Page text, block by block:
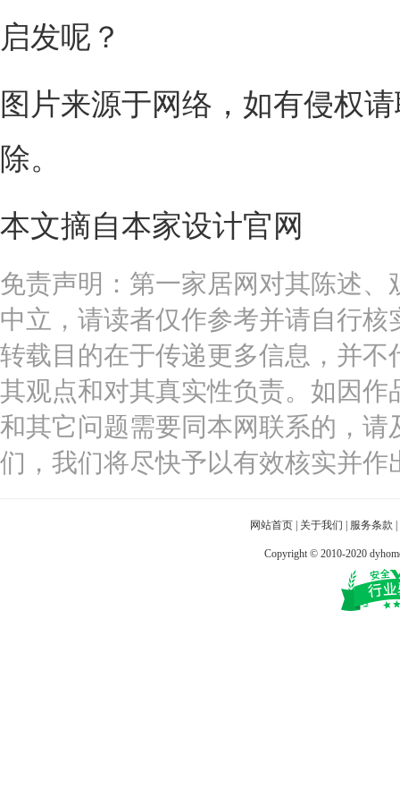
启发呢？
图片来源于网络，如有侵权
除。
本文摘自本家设计官网
免责声明：第一家居网对其陈述、
中立，请读者仅作参考并请自行核
转载目的在于传递更多信息，并不
其观点和对其真实性负责。如因作
和其它问题需要同本网联系的，请
们，我们将尽快予以有效核实并作
网站首页 关于我们 服务条款
Copyright © 2010-2020